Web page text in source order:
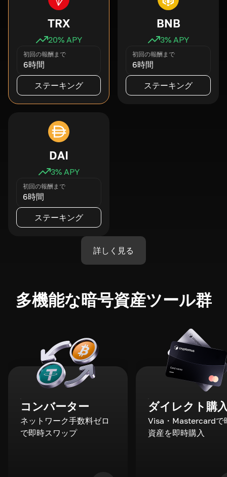
TRX
20% APY
初回の報酬まで
6時間
ステーキング
BNB
3% APY
初回の報酬まで
6時間
ステーキング
DAI
3% APY
初回の報酬まで
6時間
ステーキング
詳しく見る
多機能な暗号資産ツール群
コンバーター
ネットワーク手数料ゼロ
で即時スワップ
ダイレクト購
Visa・Mastercardで
資産を即時購入